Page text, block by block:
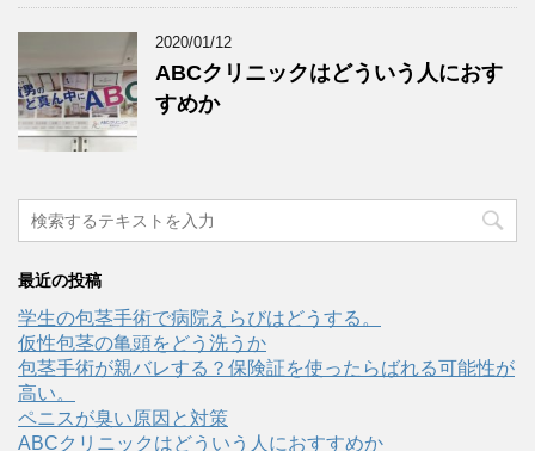
2020/01/12
ABCクリニックはどういう人におす
すめか
最近の投稿
学生の包茎手術で病院えらびはどうする。
仮性包茎の亀頭をどう洗うか
包茎手術が親バレする？保険証を使ったらばれる可能性が
高い。
ペニスが臭い原因と対策
ABCクリニックはどういう人におすすめか